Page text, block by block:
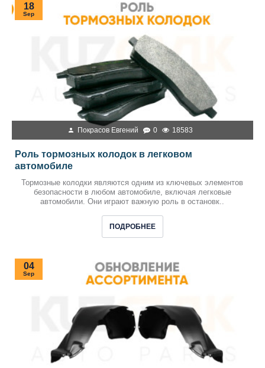
18
Sep
Покрасов Евгений 0 18583
Роль тормозных колодок в легковом
автомобиле
Тормозные колодки являются одним из ключевых элементов
безопасности в любом автомобиле, включая легковые
автомобили. Они играют важную роль в остановк..
ПОДРОБНЕЕ
04
Sep